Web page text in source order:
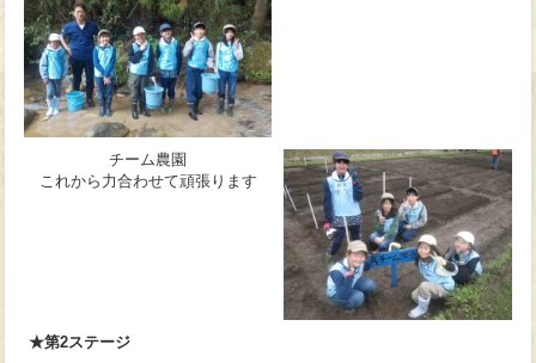
チーム農園
これから力合わせて頑張ります
★第2ステージ